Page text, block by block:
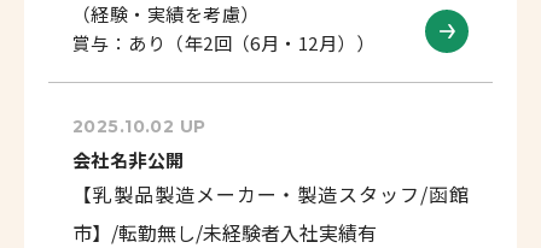
（経験・実績を考慮）
賞与：あり（年2回（6月・12月））
2025.10.02 UP
会社名非公開
【乳製品製造メーカー・製造スタッフ/函館
市】/転勤無し/未経験者入社実績有